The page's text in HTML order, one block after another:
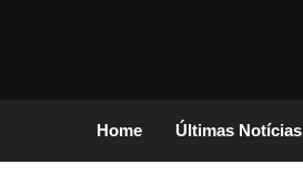
Home Últimas Notícias